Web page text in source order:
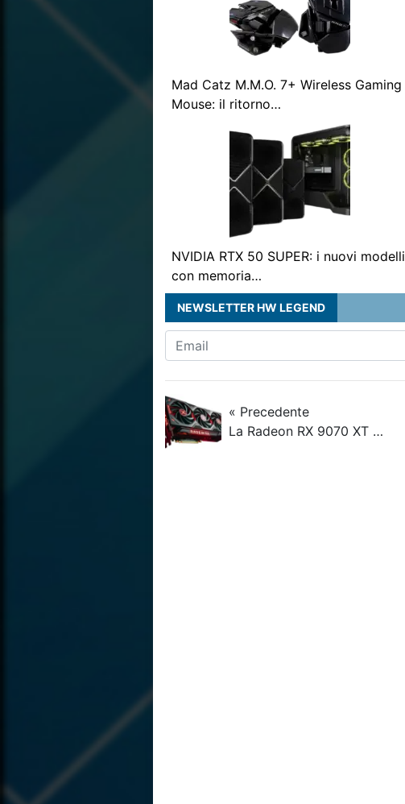
Mad Catz M.M.O. 7+ Wireless Gaming
Mouse: il ritorno…
NVIDIA RTX 50 SUPER: i nuovi modelli
con memoria…
NEWSLETTER HW LEGEND
« Precedente
La Radeon RX 9070 XT di AMD infrange i record di vendita, superando di 10 volte le generazioni precedenti